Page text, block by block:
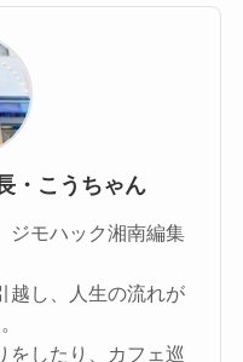
・こうちゃん
ジモハック湘南編集
越し、人生の流れが
をしたり、カフェ巡